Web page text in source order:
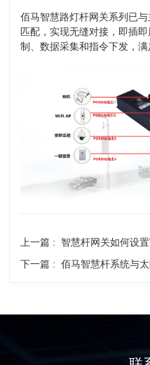
佰马智慧路灯杆网关系列已
匹配，实现无缝对接，即插
制、数据采集和指令下发，
上一篇 :
智慧杆网关如何设置VPN
下一篇 : 佰马智慧杆系统与太